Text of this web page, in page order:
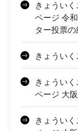
きょうい
ページ 令
ター投票
きょういく
きょうい
ページ 大
きょうい